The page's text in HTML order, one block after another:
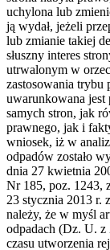
uchylona lub
ją wydał, jeżeli
lub zmianie takiej
słuszny interes
utrwalonym w
zastosowania trybu
uwarunkowana jest
samych stron, jak
prawnego, jak i
wniosek, iż w
odpadów zostało
dnia 27 kwietnia
Nr 185, poz. 1243,
23 stycznia 2013 r.
należy, że w myśl
odpadach (Dz. U. z
czasu utworzenia